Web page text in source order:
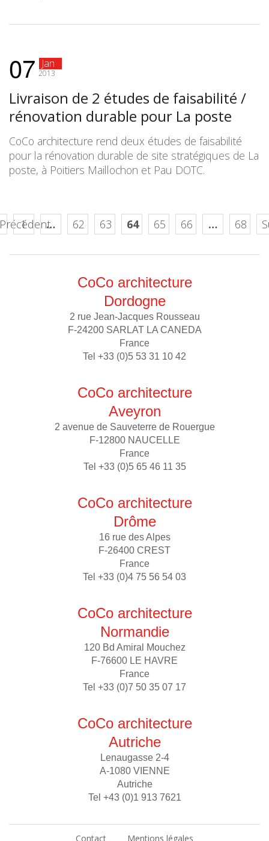
07 Jan
2013
Livraison de 2 études de faisabilité /
rénovation durable pour La poste
CoCo architecture rend deux études de faisabilité
pour la rénovation durable de site stratégiques de La
poste, à Poitiers Maillochon et Pau DOTC.
1 … 62 63 64 65 66 … 68
CoCo architecture
Dordogne
2 rue Jean-Jacques Rousseau
F-24200 SARLAT LA CANEDA
France
Tel +33 (0)5 53 31 10 42
CoCo architecture
Aveyron
2 avenue de Sauveterre de Rouergue
F-12800 NAUCELLE
France
Tel +33 (0)5 65 46 11 35
CoCo architecture
Drôme
16 rue des Alpes
F-26400 CREST
France
Tel +33 (0)4 75 56 54 03
CoCo architecture
Normandie
120 Bd Amiral Mouchez
F-76600 LE HAVRE
France
Tel +33 (0)7 50 35 07 17
CoCo architecture
Autriche
Lenaugasse 2-4
A-1080 VIENNE
Autriche
Tel +43 (0)1 913 7621
Contact Mentions légales